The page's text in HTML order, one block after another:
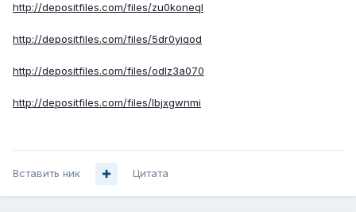
http://depositfiles.com/files/zu0koneql
http://depositfiles.com/files/5dr0yiqod
http://depositfiles.com/files/odlz3a070
http://depositfiles.com/files/lbjxgwnmi
Вставить ник Цитата